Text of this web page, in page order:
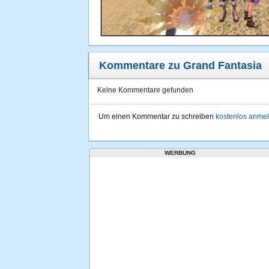
Kommentare zu Grand Fantasia
Keine Kommentare gefunden
Um einen Kommentar zu schreiben kostenlos
WERBUNG